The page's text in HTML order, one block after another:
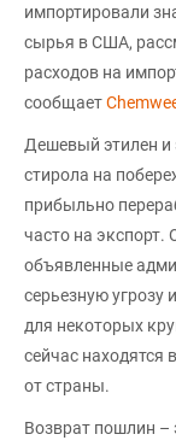
импортировали
сырья в США,
расходов на
сообщает
Дешевый этилен и
стирола на
прибыльно
часто на
объявленные
серьезную угрозу
для некоторых
сейчас находятся
от страны.
Возврат пошлин